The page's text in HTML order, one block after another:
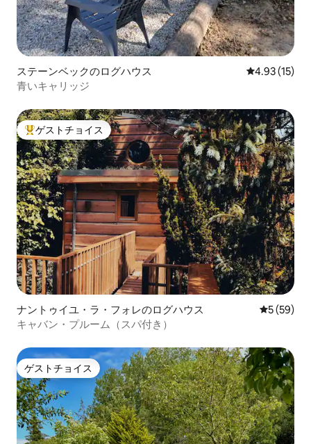
ステーンベックのログハウス レビュー15
4.93 (15)
青いキャリッジ
大好評のゲストチョイスです。
ゲストチョイス
ナントゥイユ・ラ・フォレのログハウス レビュー
5 (59)
キャバン・プルーム（スパ付き）
ゲストチョイス
ゲストチョイス